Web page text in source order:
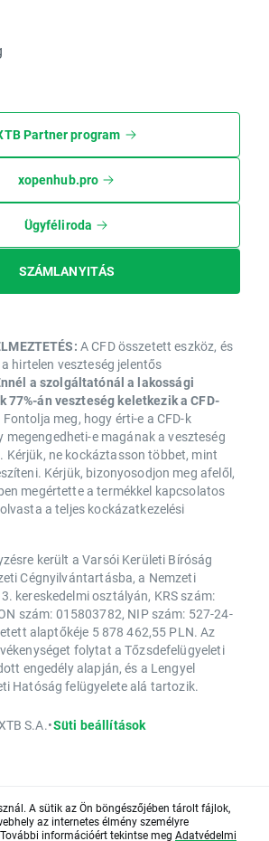
Partner program
xopenhub.pro
Ügyféliroda
SZÁMLANYITÁS
A CFD összetett eszköz, és
hirtelen veszteség jelentős
a szolgáltatónál a lakossági
án veszteség keletkezik a CFD-
Fontolja meg, hogy érti-e a CFD-k
megengedheti-e magának a veszteség
Kérjük, ne kockáztasson többet, mint
Kérjük, bizonyosodjon meg afelől,
megértette a termékkel kapcsolatos
a teljes kockázatkezelési
került a Varsói Kerületi Bíróság
Cégnyilvántartásba, a Nemzeti
kereskedelmi osztályán, KRS szám:
szám: 015803782, NIP szám: 527-24-
alaptőkéje 5 878 462,55 PLN. Az
folytat a Tőzsdefelügyeleti
engedély alapján, és a Lengyel
Hatóság felügyelete alá tartozik.
S.A.•Süti beállítások
A sütik az Ön böngészőjében tárolt fájlok,
az internetes élmény személyre
információért tekintse meg Adatvédelmi